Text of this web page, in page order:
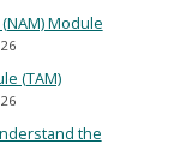
Module
(TAM)
the